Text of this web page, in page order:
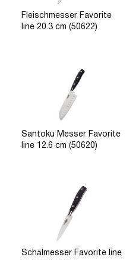
Fleischmesser Favorite
line 20.3 cm (50622)
Santoku Messer Favorite
line 12.6 cm (50620)
Schälmesser Favоrite line